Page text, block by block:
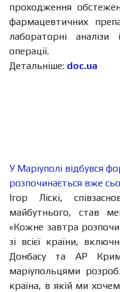
проходження
фармацевтичних
лабораторні аналізи
операції.
Детальніше: doc.ua
У Маріуполі відбувся
розпочинається вже
Ігор Ліскі,
майбутнього, став
«Кожне завтра
зі всієї країни,
Донбасу та АР
маріупольцями
країна, в якій ми